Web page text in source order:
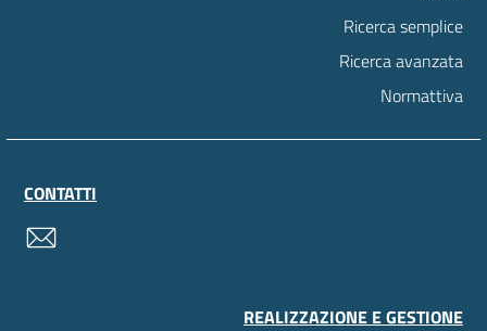
Ricerca semplice
Ricerca avanzata
Normattiva
CONTATTI
REALIZZAZIONE E GESTIONE